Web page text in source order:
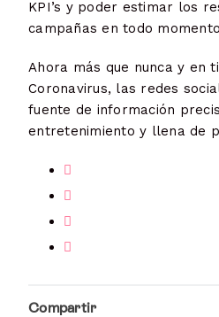
KPI’s y poder estimar los
campañas en todo
Ahora más que nunca y en
Coronavirus, las redes
fuente de información
entretenimiento y llena de
Compartir